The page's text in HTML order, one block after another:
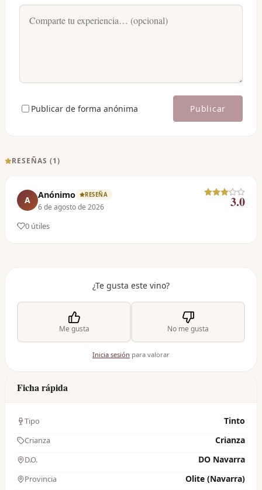
Publicar de forma anónima Publicar
RESEÑAS (1)
A Anónimo RESEÑA
6 de agosto de 2026 3.0
0 útiles
¿Te gusta este vino?
Me gusta No me gusta
Inicia sesión para valorar
Ficha rápida
Tipo Tinto
Crianza Crianza
D.O. DO Navarra
Provincia Olite (Navarra)